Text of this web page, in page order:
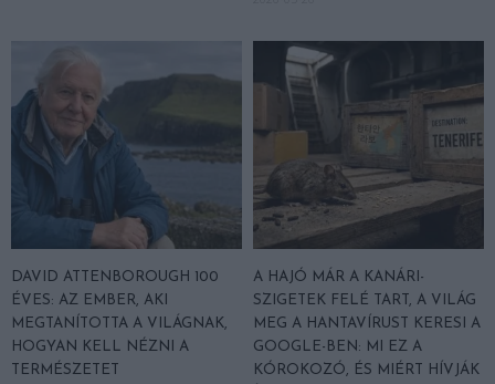
DAVID ATTENBOROUGH 100
ÉVES: AZ EMBER, AKI
MEGTANÍTOTTA A VILÁGNAK,
HOGYAN KELL NÉZNI A
TERMÉSZETET
A HAJÓ MÁR A KANÁRI-
SZIGETEK FELÉ TART, A VILÁG
MEG A HANTAVÍRUST KERESI A
GOOGLE-BEN: MI EZ A
KÓROKOZÓ, ÉS MIÉRT HÍVJÁK